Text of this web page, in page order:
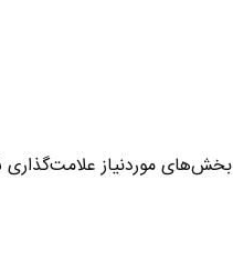
بخش‌های موردنیاز